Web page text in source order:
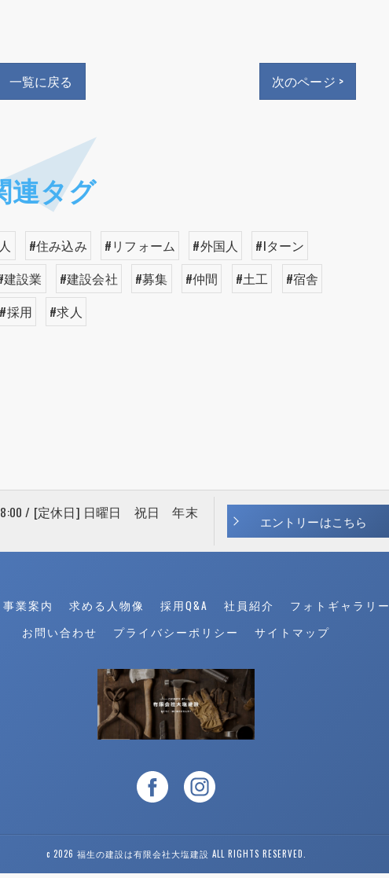
一覧に戻る 次のページ >
連タグ
#住み込み #リフォーム #外国人
#Iターン
建設業 #建設会社 #募集 #仲間 #土工
#宿舎
#採用
#求人
/ [定休日] 日曜日 祝日 年末
エントリーはこちら
事業案内 求める人物像 採用Q&A 社員紹介 フォトギャラリー
お問い合わせ
プライバシーポリシー サイトマップ
c 2026 福生の建設は有限会社大塩建設 ALL RIGHTS RESERVED.